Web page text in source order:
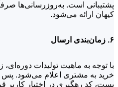
کیهان ارائه می‌شود.
۶. زمان‌بندی ارسال
با توجه به ماهیت تولیدات
خرید به مشتری اعلام می‌شود.
پست، کد رهگیری در اختیار کاربر